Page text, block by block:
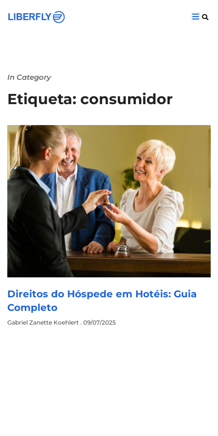
In Category
Etiqueta: consumidor
Direitos do Hóspede em Hotéis: Guia
Completo
Gabriel Zanette Koehlert 09/07/2025